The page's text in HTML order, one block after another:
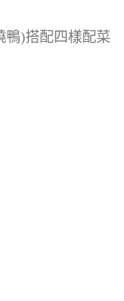
鴨)搭配四樣配菜